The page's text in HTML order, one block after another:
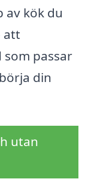
av kök du
att
passar
din
utan